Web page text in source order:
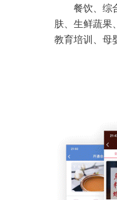
餐饮、综
肤、生鲜蔬果
教育培训、母